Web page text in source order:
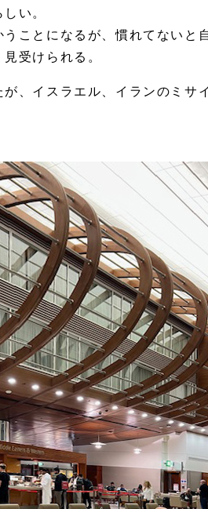
い。
ことになるが、慣れてないと
受けられる。
、イスラエル、イランのミサ